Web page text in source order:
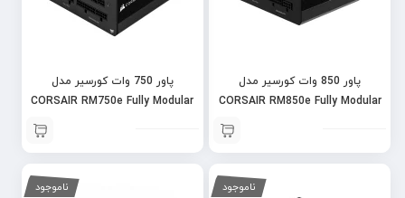
پاور 850 وات کورسیر مدل
CORSAIR RM850e Fully Modular
پاور 750 وات کورسیر مدل
CORSAIR RM750e Fully Modular
ناموجود ناموجود